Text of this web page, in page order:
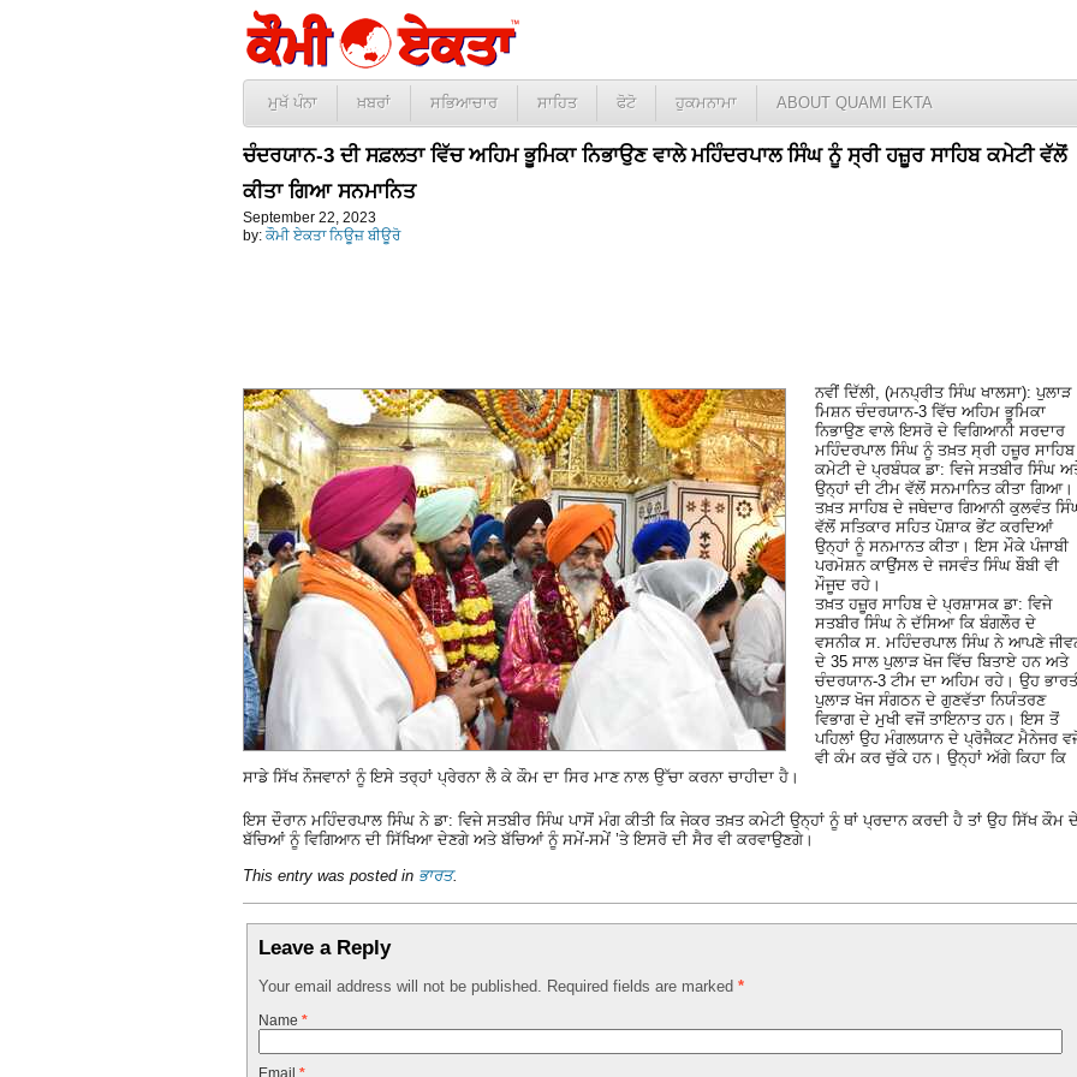
ਮੁਖੱ ਪੰਨਾ ਖ਼ਬਰਾਂ ਸਭਿਆਚਾਰ ਸਾਹਿਤ ਫੋਟੋ ਹੁਕਮਨਾਮਾ ABOUT QUAMI EKTA
ਚੰਦਰਯਾਨ-3 ਦੀ ਸਫ਼ਲਤਾ ਵਿੱਚ ਅਹਿਮ ਭੂਮਿਕਾ ਨਿਭਾਉਣ ਵਾਲੇ ਮਹਿੰਦਰਪਾਲ ਸਿੰਘ ਨੂੰ ਸ੍ਰੀ ਹਜ਼ੂਰ ਸਾਹਿਬ ਕਮੇਟੀ ਵੱਲੋਂ
ਕੀਤਾ ਗਿਆ ਸਨਮਾਨਿਤ
September 22, 2023
by: ਕੌਮੀ ਏਕਤਾ ਨਿਊਜ਼ ਬੀਊਰੋ
ਨਵੀਂ ਦਿੱਲੀ, (ਮਨਪ੍ਰੀਤ ਸਿੰਘ ਖਾਲਸਾ): ਪੁਲਾੜ
ਮਿਸ਼ਨ ਚੰਦਰਯਾਨ-3 ਵਿੱਚ ਅਹਿਮ ਭੂਮਿਕਾ
ਨਿਭਾਉਣ ਵਾਲੇ ਇਸਰੋ ਦੇ ਵਿਗਿਆਨੀ ਸਰਦਾਰ
ਮਹਿੰਦਰਪਾਲ ਸਿੰਘ ਨੂੰ ਤਖ਼ਤ ਸ੍ਰੀ ਹਜ਼ੂਰ ਸਾਹਿਬ
ਕਮੇਟੀ ਦੇ ਪ੍ਰਬੰਧਕ ਡਾ: ਵਿਜੇ ਸਤਬੀਰ ਸਿੰਘ
ਉਨ੍ਹਾਂ ਦੀ ਟੀਮ ਵੱਲੋਂ ਸਨਮਾਨਿਤ ਕੀਤਾ ਗਿਆ।
ਤਖ਼ਤ ਸਾਹਿਬ ਦੇ ਜਥੇਦਾਰ ਗਿਆਨੀ ਕੁਲਵੰਤ
ਵੱਲੋਂ ਸਤਿਕਾਰ ਸਹਿਤ ਪੋਸ਼ਾਕ ਭੇਂਟ ਕਰਦਿਆਂ
ਉਨ੍ਹਾਂ ਨੂੰ ਸਨਮਾਨਤ ਕੀਤਾ। ਇਸ ਮੌਕੇ ਪੰਜਾਬੀ
ਪਰਮੋਸ਼ਨ ਕਾਉਂਸਲ ਦੇ ਜਸਵੰਤ ਸਿੰਘ ਬੌਬੀ ਵੀ
ਮੌਜੂਦ ਰਹੇ।
ਤਖ਼ਤ ਹਜ਼ੂਰ ਸਾਹਿਬ ਦੇ ਪ੍ਰਸ਼ਾਸਕ ਡਾ: ਵਿਜੇ
ਸਤਬੀਰ ਸਿੰਘ ਨੇ ਦੱਸਿਆ ਕਿ ਬੰਗਲੌਰ ਦੇ
ਵਸਨੀਕ ਸ. ਮਹਿੰਦਰਪਾਲ ਸਿੰਘ ਨੇ ਆਪਣੇ
ਦੇ 35 ਸਾਲ ਪੁਲਾੜ ਖੋਜ ਵਿੱਚ ਬਿਤਾਏ ਹਨ ਅਤੇ
ਚੰਦਰਯਾਨ-3 ਟੀਮ ਦਾ ਅਹਿਮ ਰਹੇ। ਉਹ
ਪੁਲਾੜ ਖੋਜ ਸੰਗਠਨ ਦੇ ਗੁਣਵੱਤਾ ਨਿਯੰਤਰਣ
ਵਿਭਾਗ ਦੇ ਮੁਖੀ ਵਜੋਂ ਤਾਇਨਾਤ ਹਨ। ਇਸ ਤੋਂ
ਪਹਿਲਾਂ ਉਹ ਮੰਗਲਯਾਨ ਦੇ ਪ੍ਰੋਜੈਕਟ ਮੈਨੇਜਰ
ਵੀ ਕੰਮ ਕਰ ਚੁੱਕੇ ਹਨ। ਉਨ੍ਹਾਂ ਅੱਗੇ ਕਿਹਾ ਕਿ
ਸਾਡੇ ਸਿੱਖ ਨੌਜਵਾਨਾਂ ਨੂੰ ਇਸੇ ਤਰ੍ਹਾਂ ਪ੍ਰੇਰਨਾ ਲੈ ਕੇ ਕੌਮ ਦਾ ਸਿਰ ਮਾਣ ਨਾਲ ਉੱਚਾ ਕਰਨਾ ਚਾਹੀਦਾ ਹੈ।
ਇਸ ਦੌਰਾਨ ਮਹਿੰਦਰਪਾਲ ਸਿੰਘ ਨੇ ਡਾ: ਵਿਜੇ ਸਤਬੀਰ ਸਿੰਘ ਪਾਸੋਂ ਮੰਗ ਕੀਤੀ ਕਿ ਜੇਕਰ ਤਖ਼ਤ ਕਮੇਟੀ ਉਨ੍ਹਾਂ ਨੂੰ ਥਾਂ ਪ੍ਰਦਾਨ ਕਰਦੀ ਹੈ ਤਾਂ ਉਹ ਸਿੱਖ ਕੌਮ
ਬੱਚਿਆਂ ਨੂੰ ਵਿਗਿਆਨ ਦੀ ਸਿੱਖਿਆ ਦੇਣਗੇ ਅਤੇ ਬੱਚਿਆਂ ਨੂੰ ਸਮੇਂ-ਸਮੇਂ ’ਤੇ ਇਸਰੋ ਦੀ ਸੈਰ ਵੀ ਕਰਵਾਉਣਗੇ।
This entry was posted in ਭਾਰਤ.
Leave a Reply
Your email address will not be published. Required fields are marked *
Name *
Email *